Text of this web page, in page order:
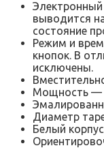
выводится
состояние
Режим и
кнопок. В
исключены.
Мощность —
Диаметр
Белый